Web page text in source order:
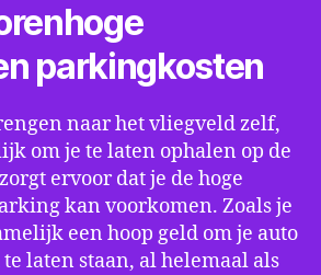
parkingkosten
naar het vliegveld zelf,
om je te laten ophalen op de
ervoor dat je de hoge
kan voorkomen. Zoals je
een hoop geld om je auto
laten staan, al helemaal als